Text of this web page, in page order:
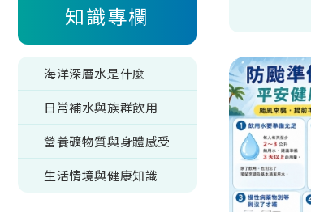
知識專欄
海洋深層水是什麼
日常補水與族群飲用
營養礦物質與身體感受
生活情境與健康知識